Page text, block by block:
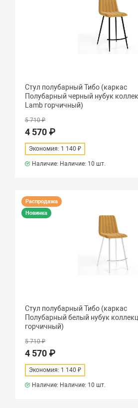
Стул полубарный Тибо (каркас
Полубарный черный нубук
Lamb горчичный)
5 710 ₽
4 570 ₽
Экономия: 1 140 ₽
Наличие: Наличие: 10 шт.
Распродажа
Новинка
Стул полубарный Тибо (каркас
Полубарный белый нубук
горчичный)
5 710 ₽
4 570 ₽
Экономия: 1 140 ₽
Наличие: Наличие: 10 шт.